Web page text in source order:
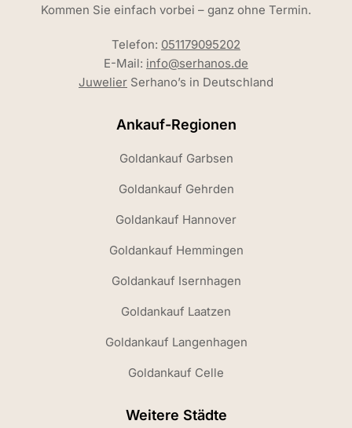
Kommen Sie einfach vorbei – ganz ohne Termin.
Telefon: 051179095202
E-Mail: info@serhanos.de
Juwelier Serhano’s in Deutschland
Ankauf-Regionen
Goldankauf Garbsen
Goldankauf Gehrden
Goldankauf Hannover
Goldankauf Hemmingen
Goldankauf Isernhagen
Goldankauf Laatzen
Goldankauf Langenhagen
Goldankauf Celle
Weitere Städte